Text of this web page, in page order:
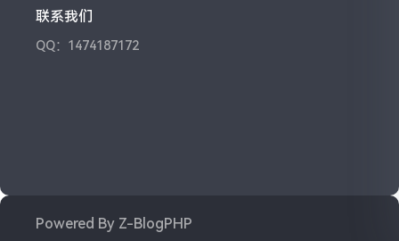
联系我们
QQ：1474187172
Powered By Z-BlogPHP